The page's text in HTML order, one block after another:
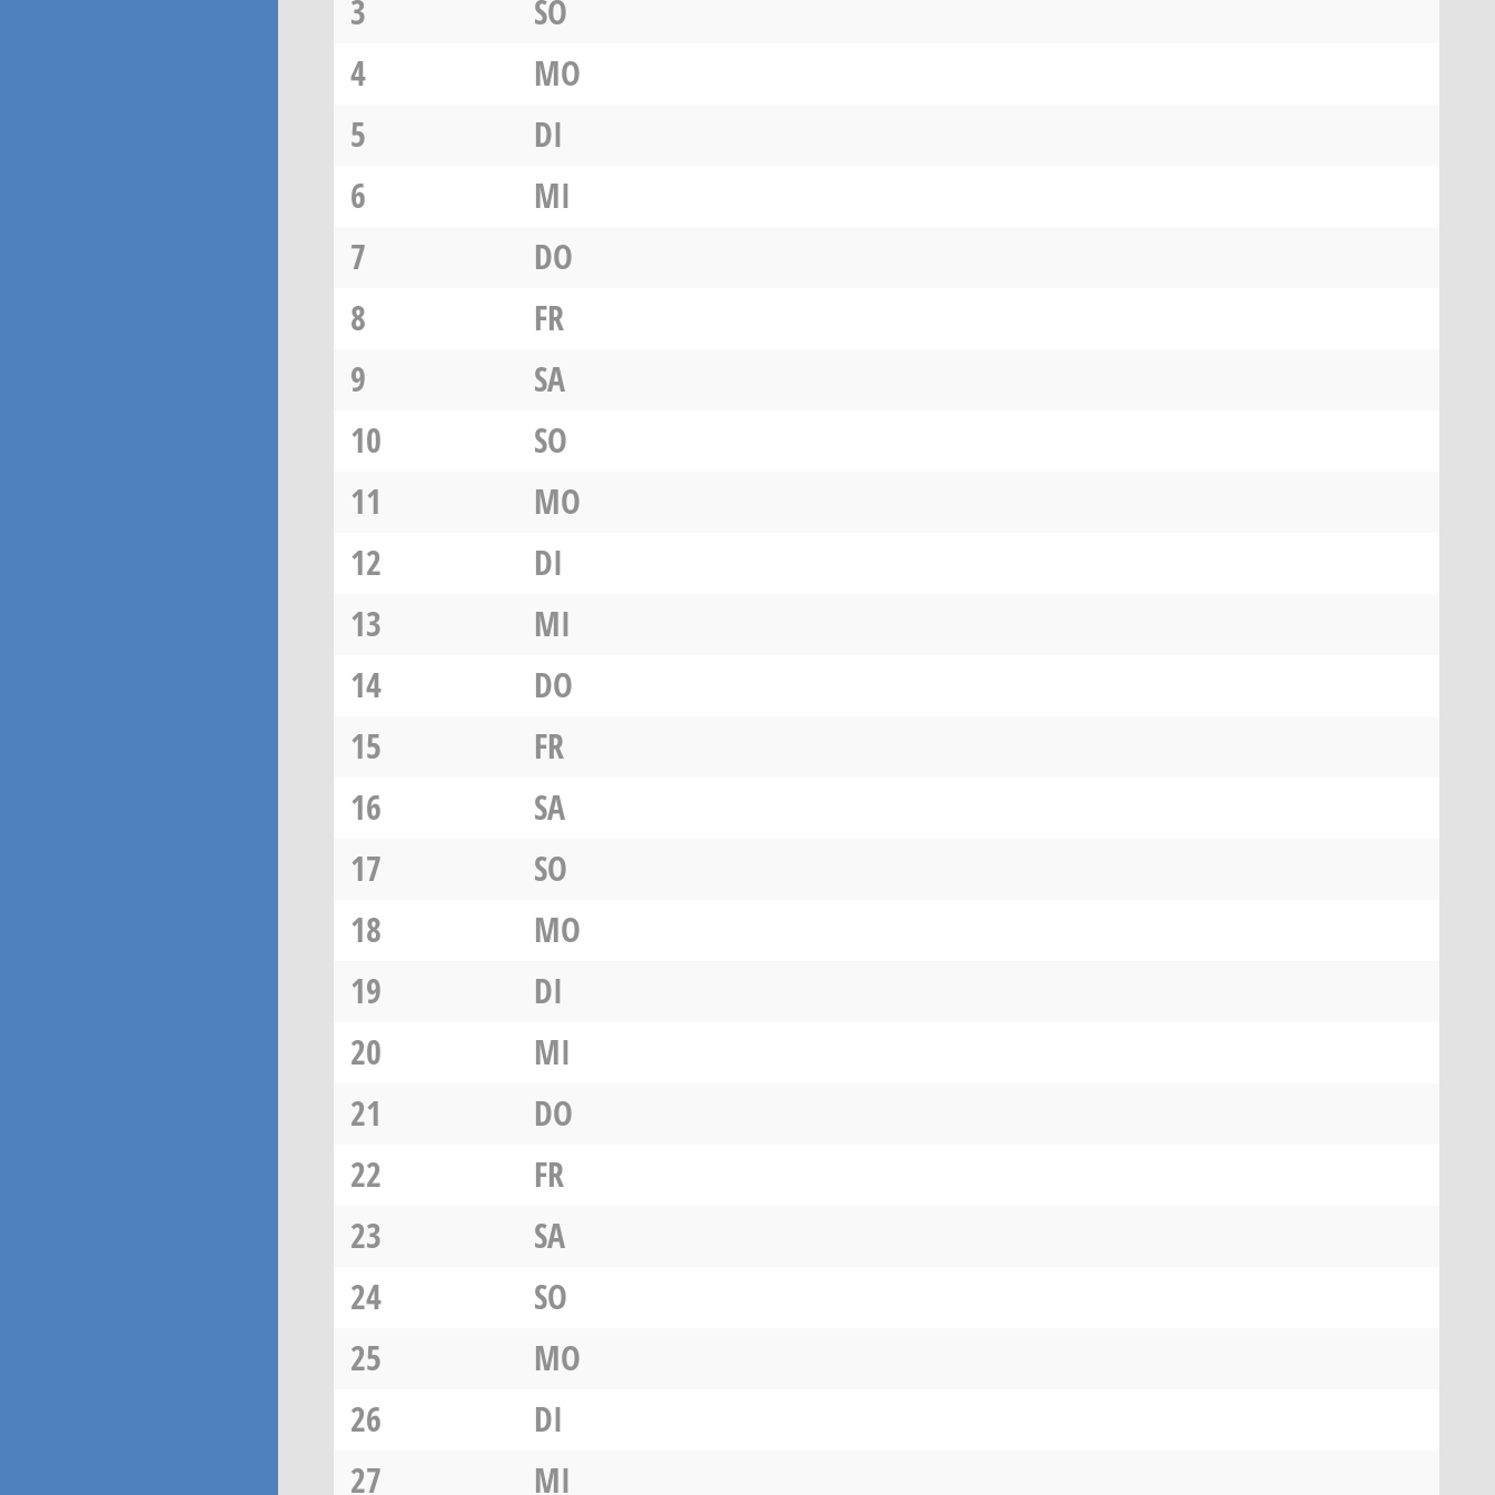
3
SO
4
MO
5
DI
6
MI
7
DO
8
FR
9
SA
10
SO
11
MO
12
DI
13
MI
14
DO
15
FR
16
SA
17
SO
18
MO
19
DI
20
MI
21
DO
22
FR
23
SA
24
SO
25
MO
26
DI
27
MI